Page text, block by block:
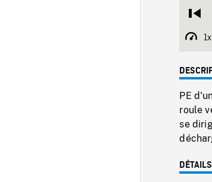
1x
PE
roule
se
DÉTAILS